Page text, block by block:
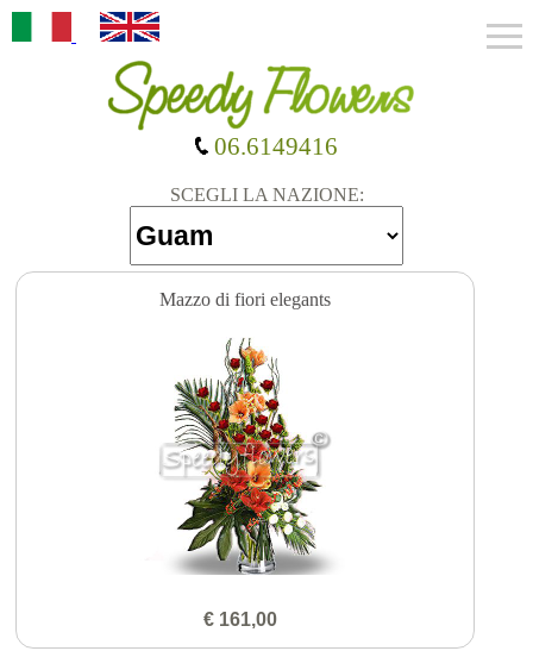
SCEGLI LA NAZIONE:
06.6149416
Mazzo di fiori elegants
€ 161,00